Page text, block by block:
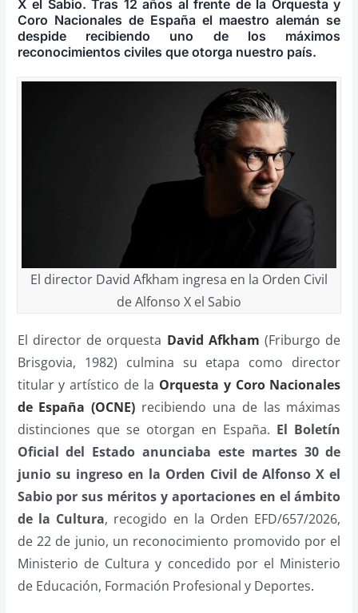
X el Sabio. Tras 12 años al frente de la Orquesta y
Coro Nacionales de España el maestro alemán se
despide recibiendo uno de los máximos
reconocimientos civiles que otorga nuestro país.
El director David Afkham ingresa en la Orden Civil
de Alfonso X el Sabio
El director de orquesta David Afkham (Friburgo de
Brisgovia, 1982) culmina su etapa como director
titular y artístico de la Orquesta y Coro Nacionales
de España (OCNE) recibiendo una de las máximas
distinciones que se otorgan en España. El Boletín
Oficial del Estado anunciaba este martes 30 de
junio su ingreso en la Orden Civil de Alfonso X el
Sabio por sus méritos y aportaciones en el ámbito
de la Cultura, recogido en la Orden EFD/657/2026,
de 22 de junio, un reconocimiento promovido por el
Ministerio de Cultura y concedido por el Ministerio
de Educación, Formación Profesional y Deportes.